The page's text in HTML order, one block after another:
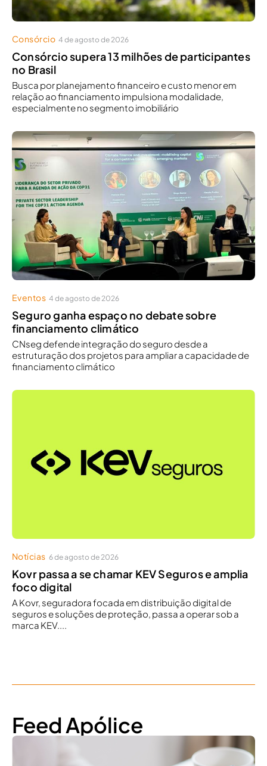
Consórcio 4 de agosto de 2026
Consórcio supera 13 milhões de participantes
no Brasil
Busca por planejamento financeiro e custo menor em
relação ao financiamento impulsiona modalidade,
especialmente no segmento imobiliário
Eventos 4 de agosto de 2026
Seguro ganha espaço no debate sobre
financiamento climático
CNseg defende integração do seguro desde a
estruturação dos projetos para ampliar a capacidade de
financiamento climático
Notícias 6 de agosto de 2026
Kovr passa a se chamar KEV Seguros e amplia
foco digital
A Kovr, seguradora focada em distribuição digital de
seguros e soluções de proteção, passa a operar sob a
marca KEV....
Feed Apólice